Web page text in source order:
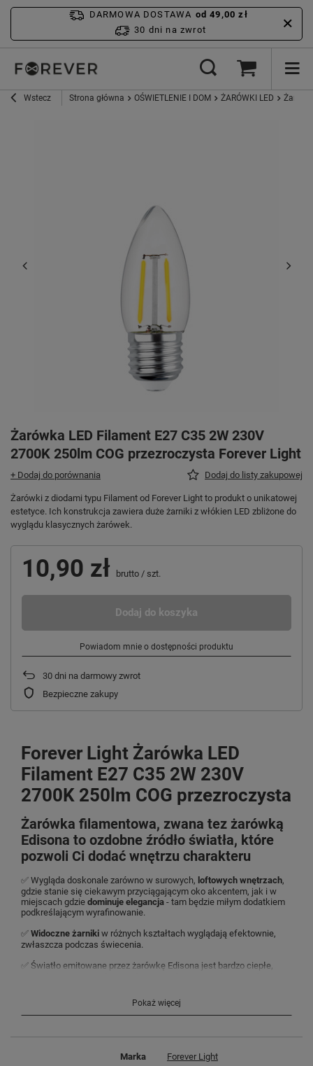
DARMOWA DOSTAWA od 49,00 zł
30 dni na zwrot
Wstecz Strona główna OŚWIETLENIE I DOM ŻARÓWKI LED
Żarówka LED Filament E27 C35 2W 230V
2700K 250lm COG przezroczysta Forever Light
+ Dodaj do porównania Dodaj do listy zakupowej
Żarówki z diodami typu Filament od Forever Light to produkt o unikatowej
estetyce. Ich konstrukcja zawiera duże żarniki z włókien LED zbliżone do
wyglądu klasycznych żarówek.
10,90 zł brutto / szt.
Dodaj do koszyka
Powiadom mnie o dostępności produktu
30 dni na darmowy zwrot
Bezpieczne zakupy
Forever Light Żarówka LED
Filament E27 C35 2W 230V
2700K 250lm COG przezroczysta
Żarówka filamentowa, zwana tez żarówką
Edisona to ozdobne źródło światła, które
pozwoli Ci dodać wnętrzu charakteru
✅ Wygląda doskonale zarówno w surowych, loftowych wnętrzach,
gdzie stanie się ciekawym przyciągającym oko akcentem, jak i w
miejscach gdzie dominuje elegancja - tam będzie miłym dodatkiem
podkreślającym wyrafinowanie.
✅ Widoczne żarniki w różnych kształtach wyglądają efektownie,
zwłaszcza podczas świecenia.
✅ Światło emitowane przez żarówkę Edisona jest bardzo ciepłe,
technologii LED
pozwala na zmniejszone zużycie
energii oraz gwarantuje długą żywotność żarówki.
Pokaż więcej
Marka Forever Light